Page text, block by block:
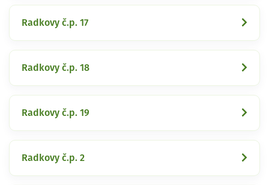
Radkovy č.p. 17
Radkovy č.p. 18
Radkovy č.p. 19
Radkovy č.p. 2